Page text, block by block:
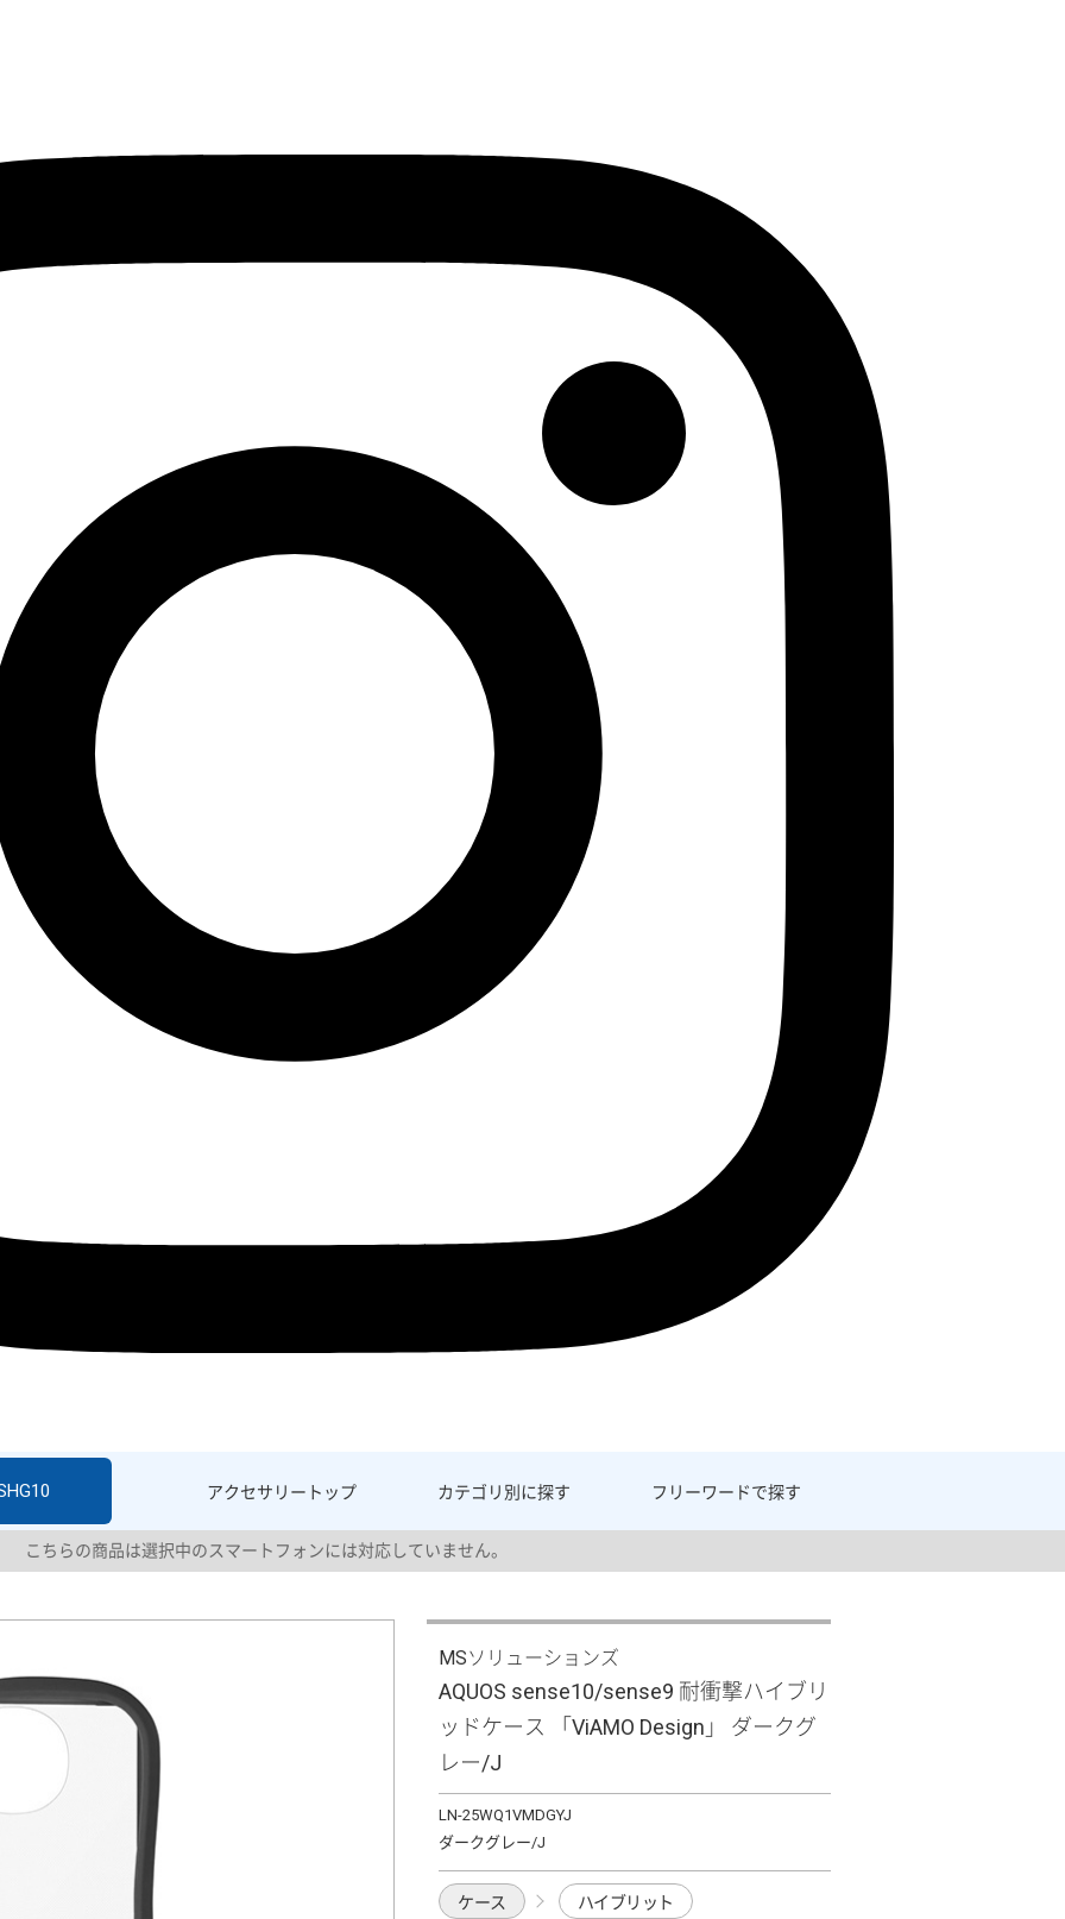
アクセサリー トップ カテゴリ別に探す フリーワードで探す
こちらの商品は選択中のスマートフォンには対応していません。
MSソリューションズ
AQUOS sense10/sense9 耐衝撃ハイブリ
ッドケース 「ViAMO Design」 ダークグ
レー/J
LN-25WQ1VMDGYJ
ダークグレー/J
ケース ハイブリット